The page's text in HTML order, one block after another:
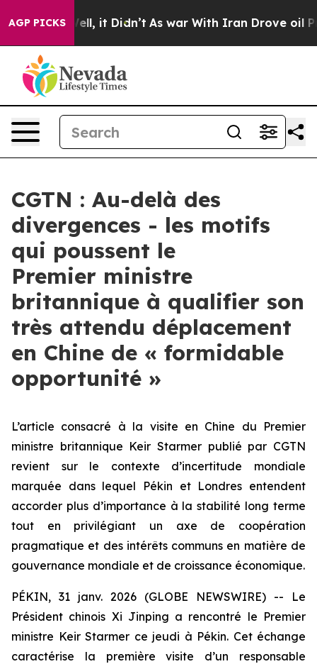
AGP PICKS
Well, it Didn’t As war With Iran Drove oil Prices
CGTN : Au-delà des
divergences - les motifs
qui poussent le
Premier ministre
britannique à qualifier son
très attendu déplacement
en Chine de « formidable
opportunité »
L’article consacré à la visite en Chine du Premier
ministre britannique Keir Starmer publié par CGTN
revient sur le contexte d’incertitude mondiale
marquée dans lequel Pékin et Londres entendent
accorder plus d’importance à la stabilité long terme
tout en privilégiant un axe de coopération
pragmatique et des intérêts communs en matière de
gouvernance mondiale et de croissance économique.
PÉKIN, 31 janv. 2026 (GLOBE NEWSWIRE) -- Le
Président chinois Xi Jinping a rencontré le Premier
ministre Keir Starmer ce jeudi à Pékin. Cet échange
caractérise la première visite d’un responsable